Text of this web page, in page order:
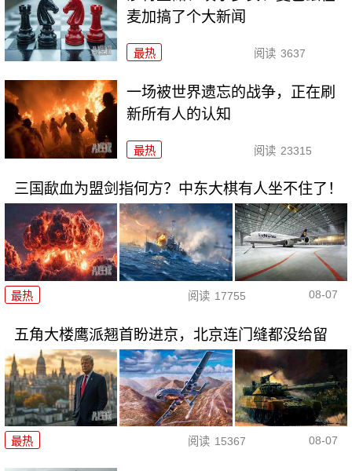
麦加搞了个大新闻
最热 阅读 3637
一场被世界遗忘的战争，正在刷
新所有人的认知
最热 阅读 23315
三国歃血为盟剑指何方？中东大棋有人坐不住了！
最热 阅读 17755 08-07
五角大楼鹰派翘首盼进京，北京连门缝都没给留
最热 阅读 15367 08-07